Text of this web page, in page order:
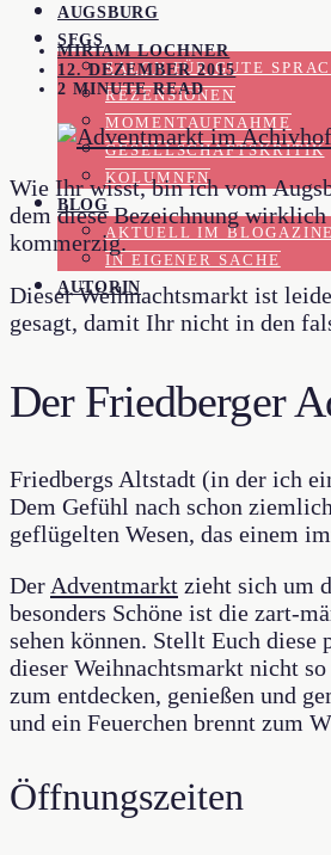
AUGSBURG
SFGS
SALON FÜR GUTE
REZENSIONEN
MOMENTAUFNAHME
GESELLSCHAFTSKRITIK
KOLUMNEN
BLOG
AKTUELL IM
IN EIGENER SACHE
AUTORIN
MIRIAM LOCHNER
12. DEZEMBER 2015
2 MINUTE READ
Wie Ihr wisst, bin ich vom
dem diese Bezeichnung
kommerzig.
Dieser Weihnachtsmarkt ist
gesagt, damit Ihr nicht in den
Der Friedberger
Friedbergs Altstadt (in der ich
Dem Gefühl nach schon
geflügelten Wesen, das einem
Der Adventmarkt zieht sich um
besonders Schöne ist die zart-
sehen können. Stellt Euch
dieser Weihnachtsmarkt nicht
zum entdecken, genießen und
und ein Feuerchen brennt zum
Öffnungszeiten